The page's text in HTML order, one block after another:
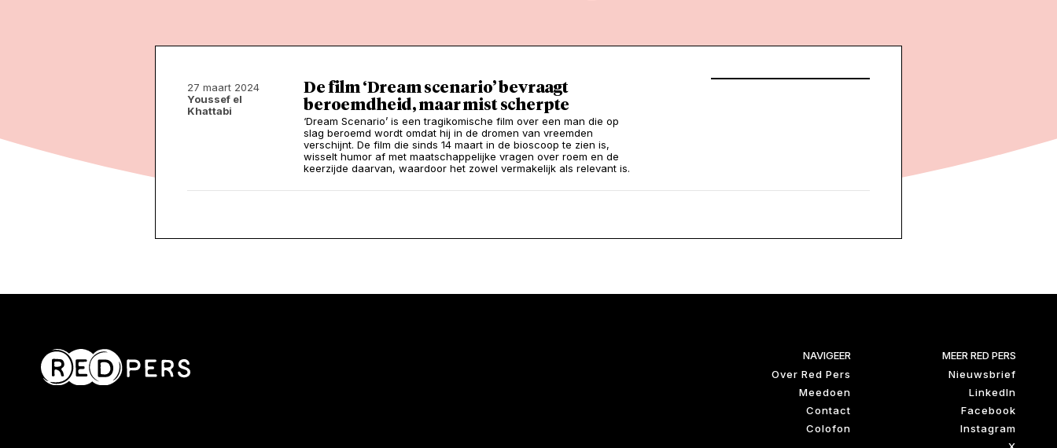
27 maart 2024
Youssef el
Khattabi
De film ‘Dream scenario’ bevraagt
beroemdheid, maar mist scherpte
‘Dream Scenario’ is een tragikomische film over een man die op
slag beroemd wordt omdat hij in de dromen van vreemden
verschijnt. De film die sinds 14 maart in de bioscoop te zien is,
wisselt humor af met maatschappelijke vragen over roem en de
keerzijde daarvan, waardoor het zowel vermakelijk als relevant is.
NAVIGEER
Over Red Pers
Meedoen
Contact
Colofon
MEER RED PERS
Nieuwsbrief
LinkedIn
Facebook
Instagram